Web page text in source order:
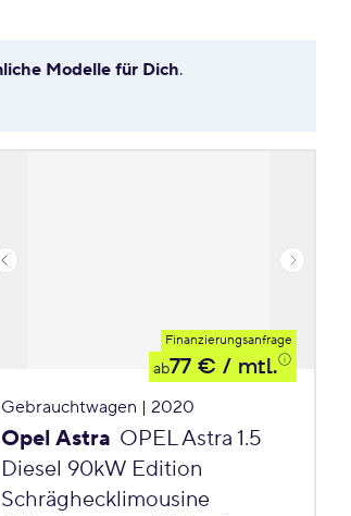
Modelle für Dich.
Finanzierungsanfrage
ab77 € / mtl.
Gebrauchtwagen | 2020
Opel Astra OPEL Astra 1.5
Diesel 90kW Edition
Schräghecklimousine